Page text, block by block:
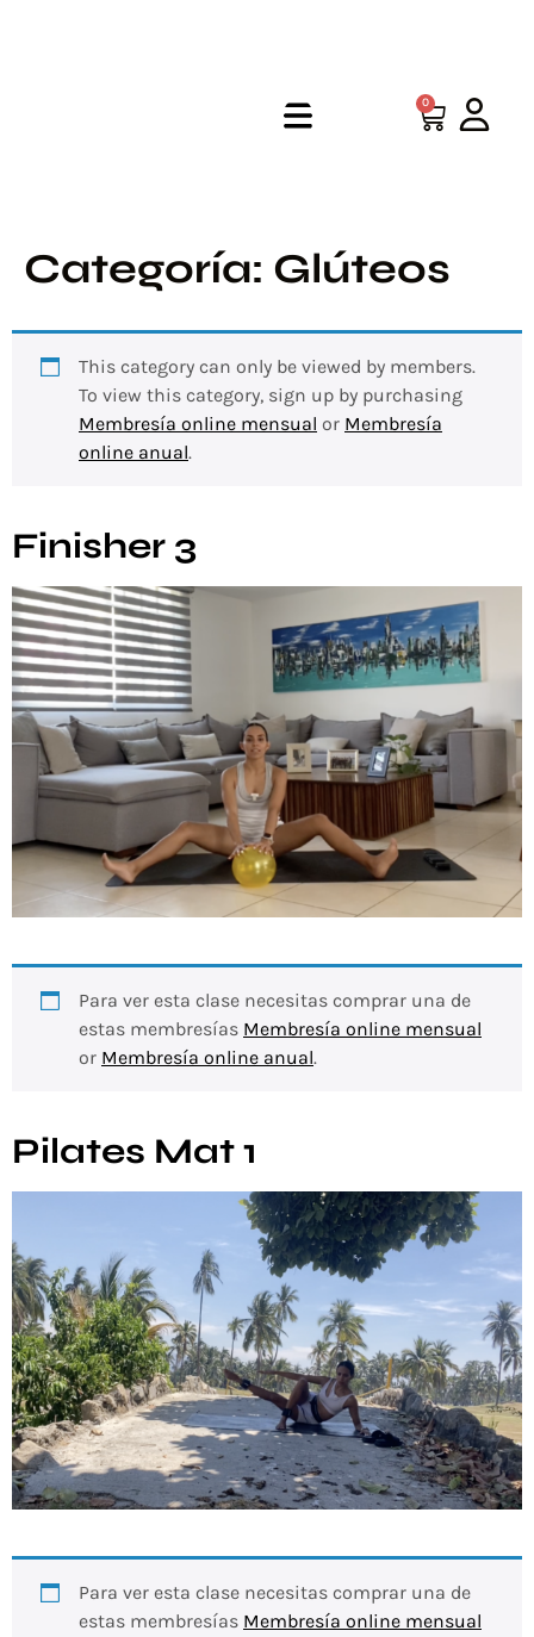
0
Categoría: Glúteos
This category can only be viewed by members.
To view this category, sign up by purchasing
Membresía online mensual or Membresía
online anual.
Finisher 3
Para ver esta clase necesitas comprar una de
estas membresías Membresía online mensual
or Membresía online anual.
Pilates Mat 1
Para ver esta clase necesitas comprar una de
estas membresías Membresía online mensual